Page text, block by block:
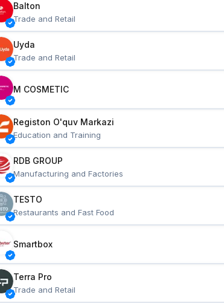
Balton
Trade and Retail
Uyda
Trade and Retail
M COSMETIC
Registon O'quv Markazi
Education and Training
RDB GROUP
Manufacturing and Factories
TESTO
Restaurants and Fast Food
Smartbox
Terra Pro
Trade and Retail